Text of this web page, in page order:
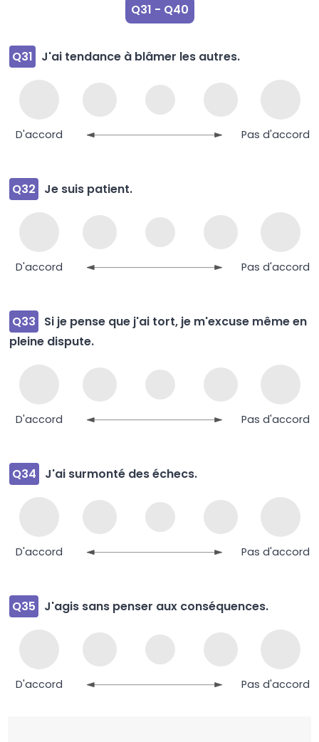
Q31 - Q40
Q31 J'ai tendance à blâmer les autres.
D'accord Pas d'accord
Q32 Je suis patient.
D'accord Pas d'accord
Q33
Si je pense que j'ai tort, je m'excuse même en
pleine dispute.
D'accord Pas d'accord
Q34 J'ai surmonté des échecs.
D'accord Pas d'accord
Q35 J'agis sans penser aux conséquences.
D'accord Pas d'accord